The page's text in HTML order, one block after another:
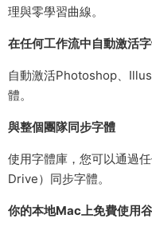
理與零學習曲線。
在任何工作流中自動激活
自動激活Photoshop、
體。
與整個團隊同步字體
使用字體庫，您可以通過
Drive）同步字體。
你的本地Mac上免費使用